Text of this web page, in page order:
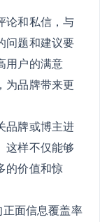
论和私信，与
问题和建议要
用户的满意
为品牌带来更
品牌或博主进
这样不仅能够
的价值和惊
面信息覆盖率